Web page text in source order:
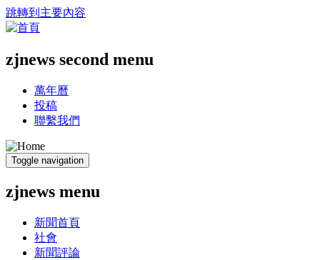
跳轉到主要內容
zjnews second menu
萬年曆
投稿
聯繫我們
Toggle navigation
zjnews menu
新聞首頁
社會
新聞評論